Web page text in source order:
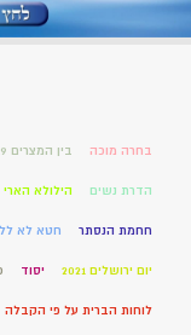
בחרה מוכה בין המצרים 2019
הדרת נשים הילולא הארי
חחמת הנסתר חטא לא
יום ירושלים 2021 יסוד
לוחות הברית על פי הקבלה